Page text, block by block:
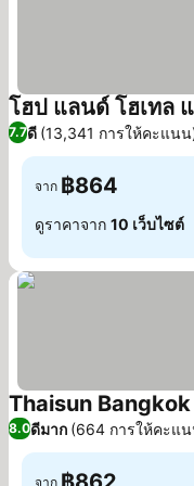
โฮป แลนด์ โฮเทล
7.7ดี (13,341 การให้คะแนน
จาก ฿864
ดูราคาจาก 10 เว็บไซต์
Thaisun
8.0ดีมาก (664 การให้คะแ
จาก